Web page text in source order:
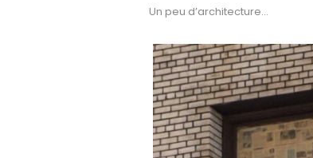
Un peu d’architecture…